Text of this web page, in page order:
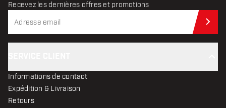
Recevez les dernières offres et promotions
Informations de contact
Expédition & Livraison
Retours